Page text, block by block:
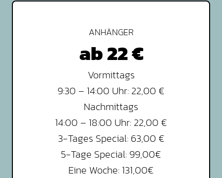
ANHÄNGER
ab 22 €
Vormittags
9:30 – 14:00 Uhr: 22,00 €
Nachmittags
14:00 – 18:00 Uhr: 22,00 €
3-Tages Special: 63,00 €
5-Tage Special: 99,00€
Eine Woche: 131,00€